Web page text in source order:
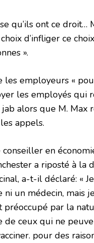
qu’ils ont ce droit…
d’infliger ce
».
les employeurs «
les employés qui
alors que M. Max
appels.
conseiller en
a riposté à la
a-t-il déclaré: «
ni un médecin, mais
préoccupé par la
de ceux qui ne
pour des